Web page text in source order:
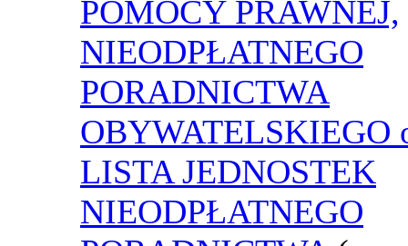
POMOCY PRAWNEJ,
NIEODPŁATNEGO
PORADNICTWA
OBYWATELSKIEGO
LISTA JEDNOSTEK
NIEODPŁATNEGO